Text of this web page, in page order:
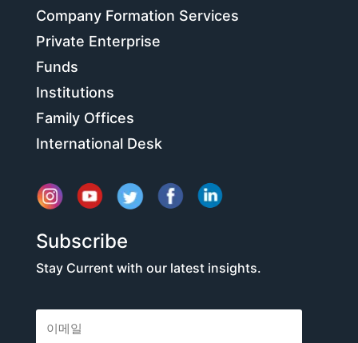
Company Formation Services
Private Enterprise
Funds
Institutions
Family Offices
International Desk
Subscribe
Stay Current with our latest insights.